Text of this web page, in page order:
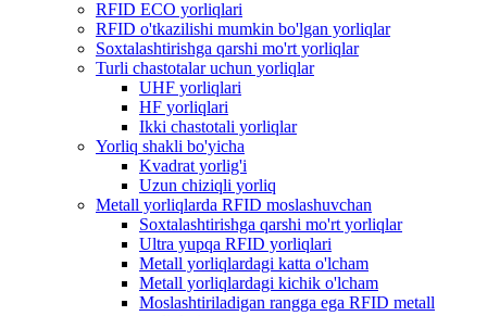
RFID ECO yorliqlari
RFID o'tkazilishi mumkin bo'lgan yorliqlar
Soxtalashtirishga qarshi mo'rt yorliqlar
Turli chastotalar uchun yorliqlar
UHF yorliqlari
HF yorliqlari
Ikki chastotali yorliqlar
Yorliq shakli bo'yicha
Kvadrat yorlig'i
Uzun chiziqli yorliq
Metall yorliqlarda RFID moslashuvchan
Soxtalashtirishga qarshi mo'rt yorliqlar
Ultra yupqa RFID yorliqlari
Metall yorliqlardagi katta o'lcham
Metall yorliqlardagi kichik o'lcham
Moslashtiriladigan rangga ega RFID metall